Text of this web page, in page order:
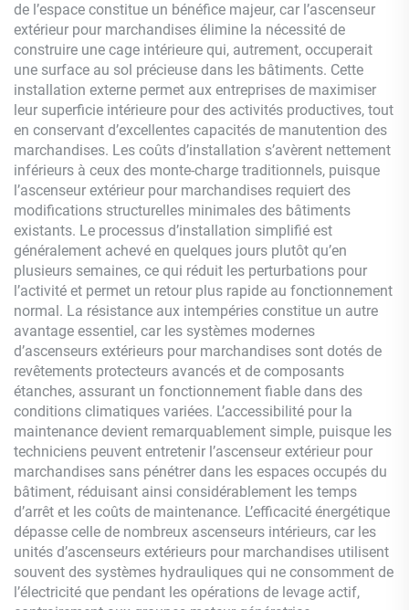
de l’espace constitue un bénéfice majeur, car l’ascenseur
extérieur pour marchandises élimine la nécessité de
construire une cage intérieure qui, autrement, occuperait
une surface au sol précieuse dans les bâtiments. Cette
installation externe permet aux entreprises de maximiser
leur superficie intérieure pour des activités productives, tout
en conservant d’excellentes capacités de manutention des
marchandises. Les coûts d’installation s’avèrent nettement
inférieurs à ceux des monte-charge traditionnels, puisque
l’ascenseur extérieur pour marchandises requiert des
modifications structurelles minimales des bâtiments
existants. Le processus d’installation simplifié est
généralement achevé en quelques jours plutôt qu’en
plusieurs semaines, ce qui réduit les perturbations pour
l’activité et permet un retour plus rapide au fonctionnement
normal. La résistance aux intempéries constitue un autre
avantage essentiel, car les systèmes modernes
d’ascenseurs extérieurs pour marchandises sont dotés de
revêtements protecteurs avancés et de composants
étanches, assurant un fonctionnement fiable dans des
conditions climatiques variées. L’accessibilité pour la
maintenance devient remarquablement simple, puisque les
techniciens peuvent entretenir l’ascenseur extérieur pour
marchandises sans pénétrer dans les espaces occupés du
bâtiment, réduisant ainsi considérablement les temps
d’arrêt et les coûts de maintenance. L’efficacité énergétique
dépasse celle de nombreux ascenseurs intérieurs, car les
unités d’ascenseurs extérieurs pour marchandises utilisent
souvent des systèmes hydrauliques qui ne consomment de
l’électricité que pendant les opérations de levage actif,